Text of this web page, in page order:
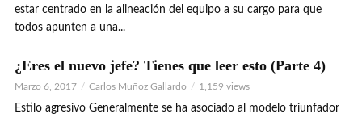
estar centrado en la alineación del equipo a su cargo para que
todos apunten a una...
¿Eres el nuevo jefe? Tienes que leer esto (Parte 4)
Marzo 6, 2017 Carlos Muñoz Gallardo 1,159 views
Estilo agresivo Generalmente se ha asociado al modelo triunfador